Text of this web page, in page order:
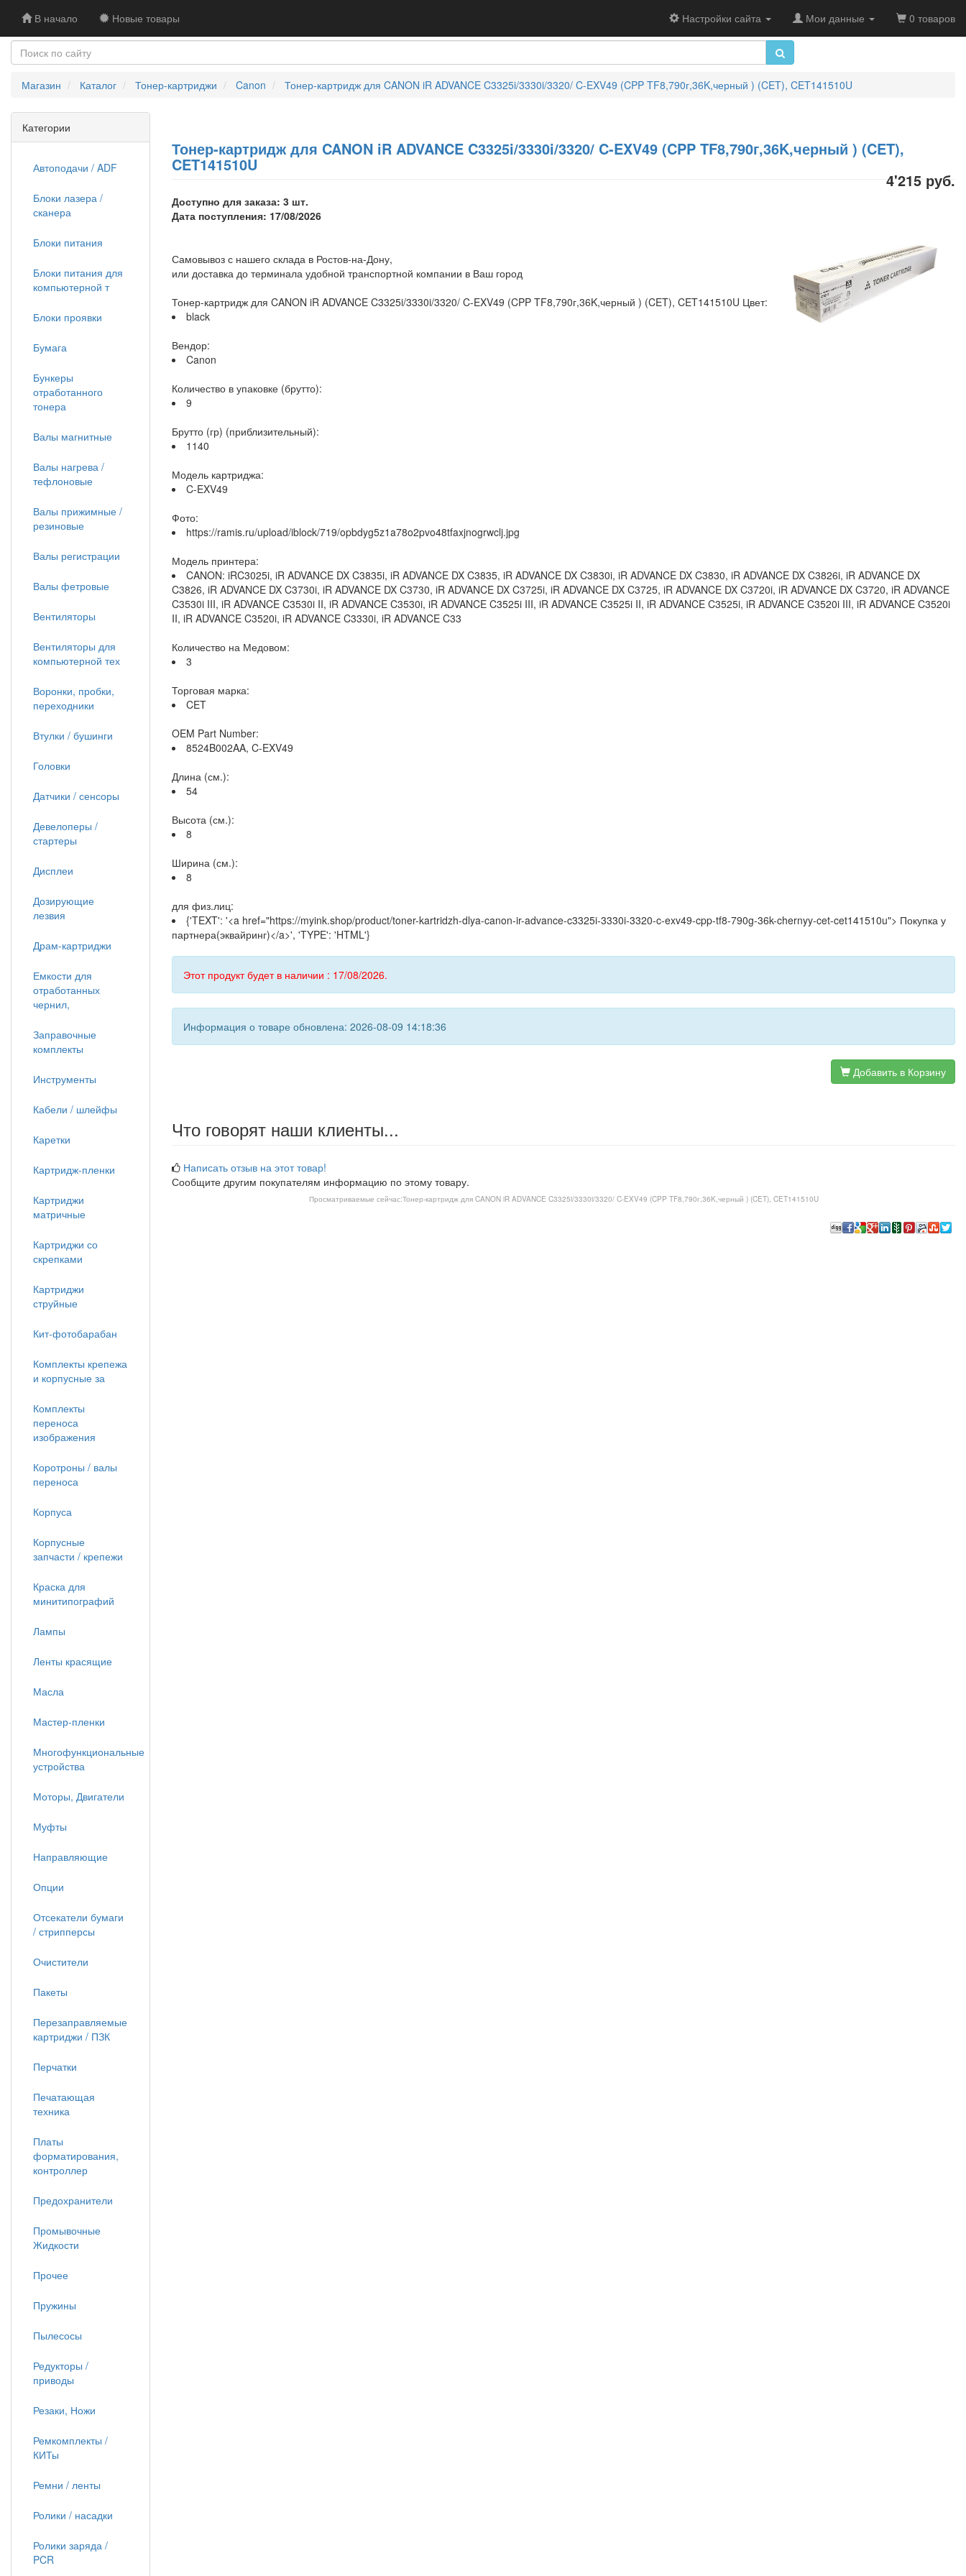
В начало Новые товары Настройки сайта Мои данные 0 товаров
Магазин Каталог Тонер-картриджи Canon Тонер-картридж для CANON iR ADVANCE C3325i/3330i/3320/ C-EXV49 (CPP TF8,790г,36K,черный ) (CET), CET141510U
Тонер-картридж для CANON iR ADVANCE C3325i/3330i/3320/ C-EXV49 (CPP TF8,790г,36K,черный ) (CET),
CET141510U
4'215 руб.
Доступно для заказа: 3 шт.
Дата поступления: 17/08/2026
Самовывоз с нашего склада в Ростов-на-Дону,
или доставка до терминала удобной транспортной компании в Ваш город
Тонер-картридж для CANON iR ADVANCE C3325i/3330i/3320/ C-EXV49 (CPP TF8,790г,36K,черный ) (CET), CET141510U Цвет:
black
Вендор:
Canon
Количество в упаковке (брутто):
9
Брутто (гр) (приблизительный):
1140
Модель картриджа:
C-EXV49
Фото:
https://ramis.ru/upload/iblock/719/opbdyg5z1a78o2pvo48tfaxjnogrwclj.jpg
Модель принтера:
CANON: iRC3025i, iR ADVANCE DX C3835i, iR ADVANCE DX C3835, iR ADVANCE DX C3830i, iR ADVANCE DX C3830, iR ADVANCE DX C3826i, iR ADVANCE DX
C3826, iR ADVANCE DX C3730i, iR ADVANCE DX C3730, iR ADVANCE DX C3725i, iR ADVANCE DX C3725, iR ADVANCE DX C3720i, iR ADVANCE DX C3720, iR ADVANCE
C3530i III, iR ADVANCE C3530i II, iR ADVANCE C3530i, iR ADVANCE C3525i III, iR ADVANCE C3525i II, iR ADVANCE C3525i, iR ADVANCE C3520i III, iR ADVANCE C3520i
II, iR ADVANCE C3520i, iR ADVANCE C3330i, iR ADVANCE C33
Количество на Медовом:
3
Торговая марка:
CET
OEM Part Number:
8524B002AA, C-EXV49
Длина (см.):
54
Высота (см.):
8
Ширина (см.):
8
для физ.лиц:
{'TEXT': '<a href="https://myink.shop/product/toner-kartridzh-dlya-canon-ir-advance-c3325i-3330i-3320-c-exv49-cpp-tf8-790g-36k-chernyy-cet-cet141510u"> Покупка у
партнера(эквайринг)</a>', 'TYPE': 'HTML'}
Этот продукт будет в наличии : 17/08/2026.
Информация о товаре обновлена: 2026-08-09 14:18:36
Добавить в Корзину
Что говорят наши клиенты...
Написать отзыв на этот товар!
Сообщите другим покупателям информацию по этому товару.
Просматриваемые сейчас:Тонер-картридж для CANON iR ADVANCE C3325i/3330i/3320/ C-EXV49 (CPP TF8,790г,36K,черный ) (CET), CET141510U
Категории
Автоподачи / ADF
Блоки лазера /
сканера
Блоки питания
Блоки питания для
компьютерной т
Блоки проявки
Бумага
Бункеры
отработанного
тонера
Валы магнитные
Валы нагрева /
тефлоновые
Валы прижимные /
резиновые
Валы регистрации
Валы фетровые
Вентиляторы
Вентиляторы для
компьютерной тех
Воронки, пробки,
переходники
Втулки / бушинги
Головки
Датчики / сенсоры
Девелоперы /
стартеры
Дисплеи
Дозирующие
лезвия
Драм-картриджи
Емкости для
отработанных
чернил,
Заправочные
комплекты
Инструменты
Кабели / шлейфы
Каретки
Картридж-пленки
Картриджи
матричные
Картриджи со
скрепками
Картриджи
струйные
Кит-фотобарабан
Комплекты крепежа
и корпусные за
Комплекты
переноса
изображения
Коротроны / валы
переноса
Корпуса
Корпусные
запчасти / крепежи
Краска для
минитипографий
Лампы
Ленты красящие
Масла
Мастер-пленки
Многофункциональные
устройства
Моторы, Двигатели
Муфты
Направляющие
Опции
Отсекатели бумаги
/ стрипперсы
Очистители
Пакеты
Перезаправляемые
картриджи / ПЗК
Перчатки
Печатающая
техника
Платы
форматирования,
контроллер
Предохранители
Промывочные
Жидкости
Прочее
Пружины
Пылесосы
Редукторы /
приводы
Резаки, Ножи
Ремкомплекты /
КИТы
Ремни / ленты
Ролики / насадки
Ролики заряда /
PCR